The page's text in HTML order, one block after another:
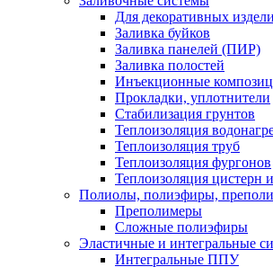
Для декоративных
Заливка буйков
Заливка панелей (ПИР)
Заливка полостей
Инъекционные
Прокладки, уплотнители
Стабилизация грунтов
Теплоизоляция
Теплоизоляция труб
Теплоизоляция фургонов
Теплоизоляция цистерн
Полиолы, полиэфиры,
Преполимеры
Сложные полиэфиры
Эластичные и интегральные
Интегральные ППУ